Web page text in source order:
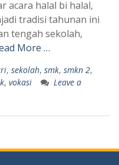
acara halal bi halal,
tradisi tahunan ini
tengah sekolah,
More …
, sekolah, smk, smkn 2,
, vokasi
Leave a